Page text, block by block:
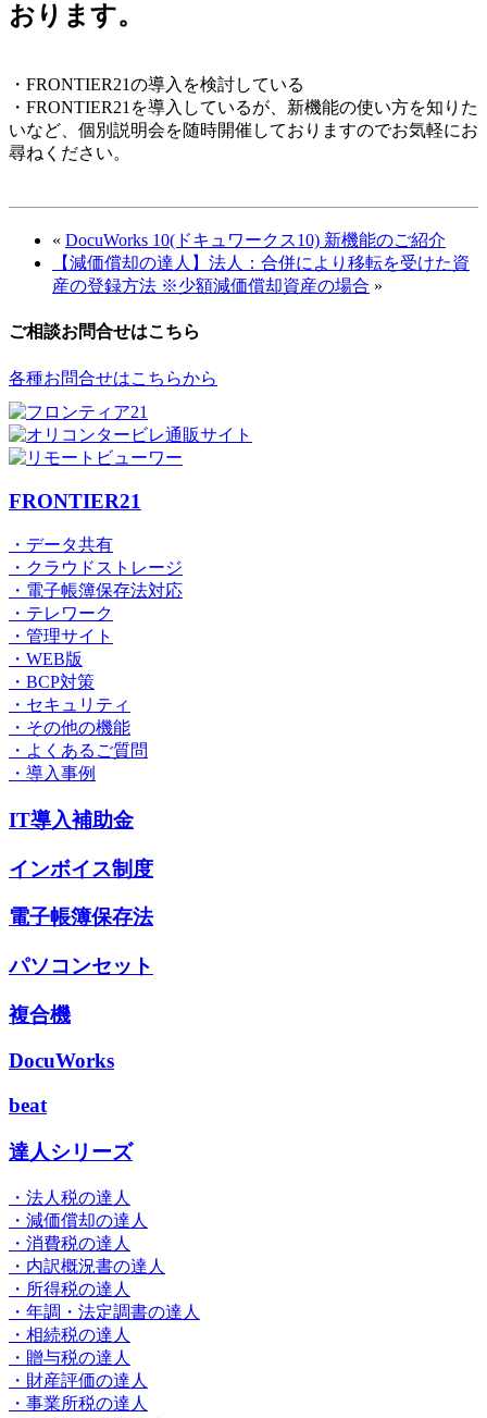
おります。
・FRONTIER21の導入を検討している
・FRONTIER21を導入しているが、新機能の使い方を知りた
いなど、個別説明会を随時開催しておりますのでお気軽にお
尋ねください。
« DocuWorks 10(ドキュワークス10) 新機能のご紹介
【減価償却の達人】法人：合併により移転を受けた資
産の登録方法 ※少額減価償却資産の場合 »
ご相談お問合せはこちら
各種お問合せはこちらから
FRONTIER21
・データ共有
・クラウドストレージ
・電子帳簿保存法対応
・テレワーク
・管理サイト
・WEB版
・BCP対策
・セキュリティ
・その他の機能
・よくあるご質問
・導入事例
IT導入補助金
インボイス制度
電子帳簿保存法
パソコンセット
複合機
DocuWorks
beat
達人シリーズ
・法人税の達人
・減価償却の達人
・消費税の達人
・内訳概況書の達人
・所得税の達人
・年調・法定調書の達人
・相続税の達人
・贈与税の達人
・財産評価の達人
・事業所税の達人